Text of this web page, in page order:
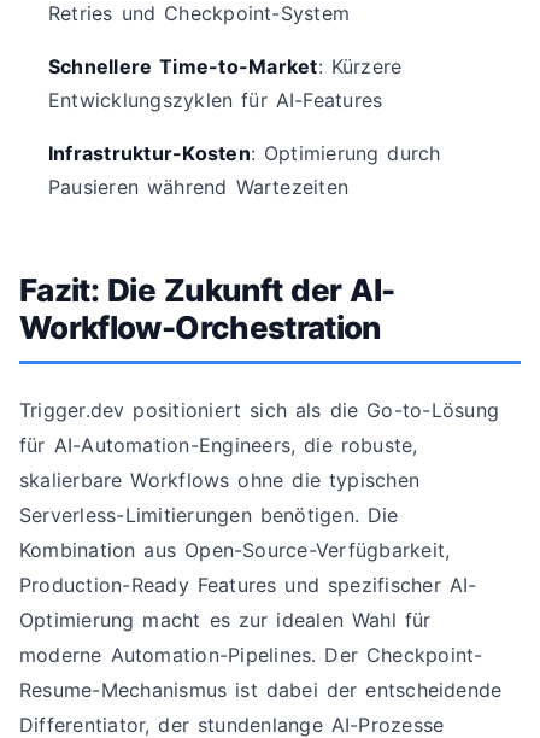
Retries und Checkpoint-System
Schnellere Time-to-Market: Kürzere
Entwicklungszyklen für AI-Features
Infrastruktur-Kosten: Optimierung durch
Pausieren während Wartezeiten
Fazit: Die Zukunft der AI-
Workflow-Orchestration
Trigger.dev positioniert sich als die Go-to-Lösung
für AI-Automation-Engineers, die robuste,
skalierbare Workflows ohne die typischen
Serverless-Limitierungen benötigen. Die
Kombination aus Open-Source-Verfügbarkeit,
Production-Ready Features und spezifischer AI-
Optimierung macht es zur idealen Wahl für
moderne Automation-Pipelines. Der Checkpoint-
Resume-Mechanismus ist dabei der entscheidende
Differentiator, der stundenlange AI-Prozesse